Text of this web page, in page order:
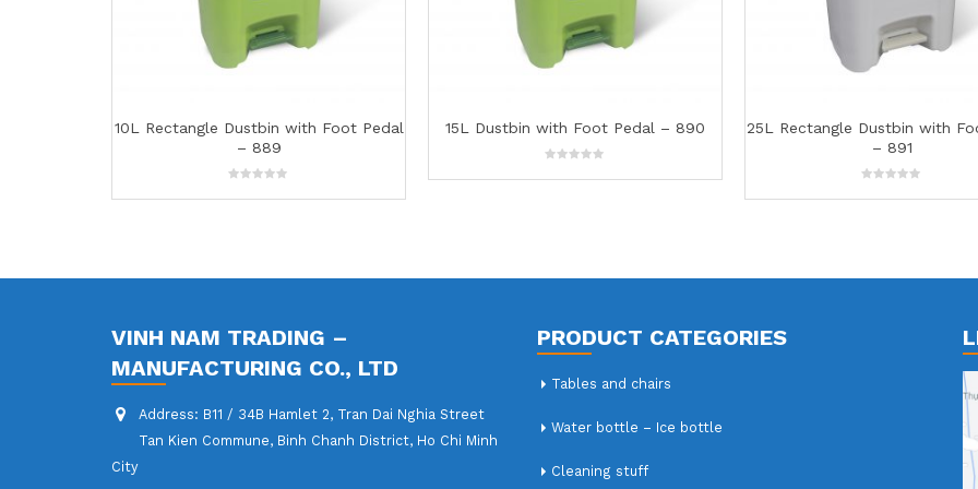
with Foot Pedal
15L Dustbin with Foot Pedal – 890
0
of
25L Rectangle Dustbin with Foot Pedal
5.5L Round Dustbin
VINH NAM TRADING –
MANUFACTURING CO., LTD
Address: B11 / 34B Hamlet 2, Tran Dai Nghia Street
Tan Kien Commune, Binh Chanh District, Ho Chi Minh
City
PRODUCT CATEGORIES
Tables and chairs
Water bottle – Ice bottle
Cleaning stuff